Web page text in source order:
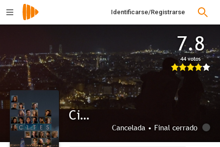
Identificarse/Registrarse
7.8
44 votos
Citas
Cancelada • Final cerrado